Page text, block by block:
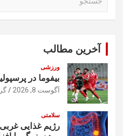
آخرین مطالب
ورزشی
بیفوما در
آگوست 8, 2026
سلامتی
رژیم غذایی